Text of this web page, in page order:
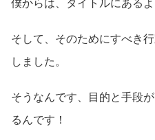
僕からは、タイトルにある
そして、そのためにすべき
しました。
そうなんです、目的と手段
るんです！